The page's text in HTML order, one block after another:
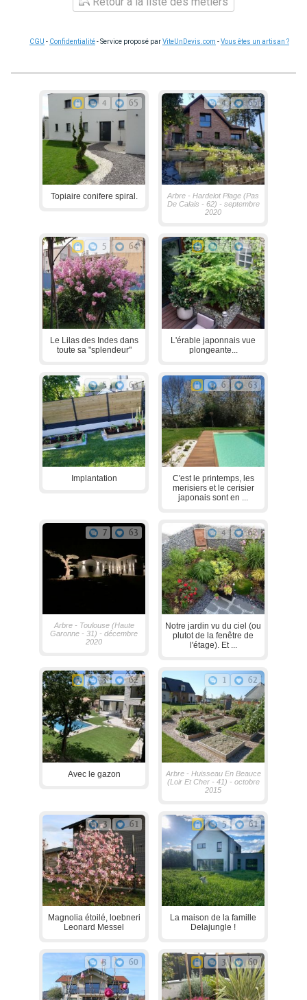
CGU - Confidentialité- Service proposé parViteUnDevis.com -Vous êtes un artisan ?
4 65
Topiaire conifere spiral.
4 65
Arbre - Hardelot Plage (Pas
De Calais - 62) - septembre
2020
5 64
Le Lilas des Indes dans
toute sa "splendeur"
7 63
L'érable japonnais vue
plongeante...
5 63
Implantation
6 63
C'est le printemps, les
merisiers et le cerisier
japonais sont en ...
7 63
Arbre - Toulouse (Haute
Garonne - 31) - décembre
2020
4 62
Notre jardin vu du ciel (ou
plutot de la fenêtre de
l'étage). Et ...
3 62
Avec le gazon
1 62
Arbre - Huisseau En Beauce
(Loir Et Cher - 41) - octobre
2015
3 61
Magnolia étoilé, loebneri
Leonard Messel
5 61
La maison de la famille
Delajungle !
3 60 3 60